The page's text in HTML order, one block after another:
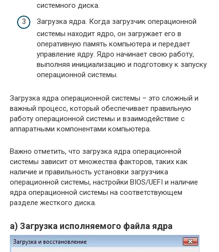
системного диска.
Загрузка ядра. Когда загрузчик операционной
системы находит ядро, он загружает его в
оперативную память компьютера и передает
управление ядру. Ядро начинает свою работу,
выполняя инициализацию и подготовку к запуску
операционной системы.
Загрузка ядра операционной системы – это сложный и
важный процесс, который обеспечивает правильную
работу операционной системы и взаимодействие с
аппаратными компонентами компьютера.
Важно отметить, что загрузка ядра операционной
системы зависит от множества факторов, таких как
наличие и правильность установки загрузчика
операционной системы, настройки BIOS/UEFI и наличие
ядра операционной системы на соответствующем
разделе жесткого диска.
а) Загрузка исполняемого файла ядра